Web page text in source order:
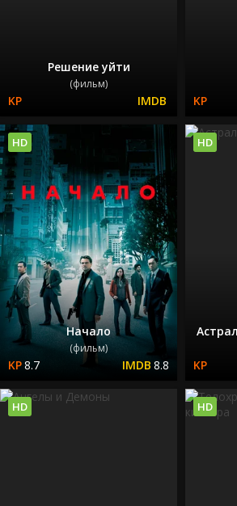
Решение уйти
(фильм)
Начало
(фильм)
8.7 8.8
HD HD
HD HD